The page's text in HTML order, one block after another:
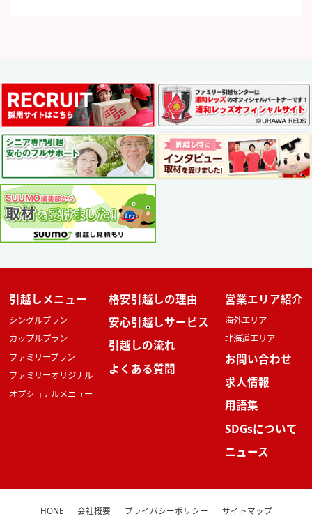
引越しメニュー
シングルプラン
カップルプラン
ファミリープラン
ファミリーオリジナル
オプショナルメニュー
格安引越しの理由
安心引越しサービス
引越しの流れ
よくある質問
営業エリア紹介
海外エリア
北海道エリア
お問い合わせ
求人情報
用語集
SDGsについて
ニュース
HONE 会社概要 プライバシーポリシー サイトマップ